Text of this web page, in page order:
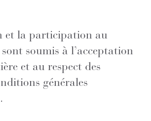
et la participation au
soumis à l’acceptation
et au respect des
générales